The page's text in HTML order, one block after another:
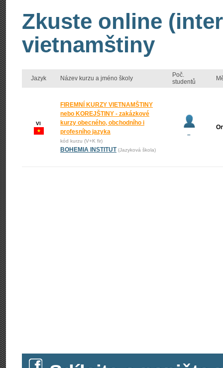
Zkuste online
vietnamštiny
Jazyk Název kurzu a jméno školy
Poč.
studentů
VI
FIREMNÍ KURZY VIETNAMŠTINY
nebo KOREJŠTINY - zakázkové
kurzy obecného, obchodního i
profesního jazyka
kód kurzu (V+K fir)
BOHEMIA INSTITUT (Jazyková škola)
–